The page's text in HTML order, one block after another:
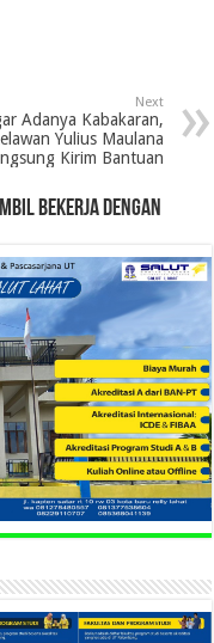
Next
Adanya Kabakaran,
Yulius Maulana
Kirim Bantuan
BEKERJA DENGAN